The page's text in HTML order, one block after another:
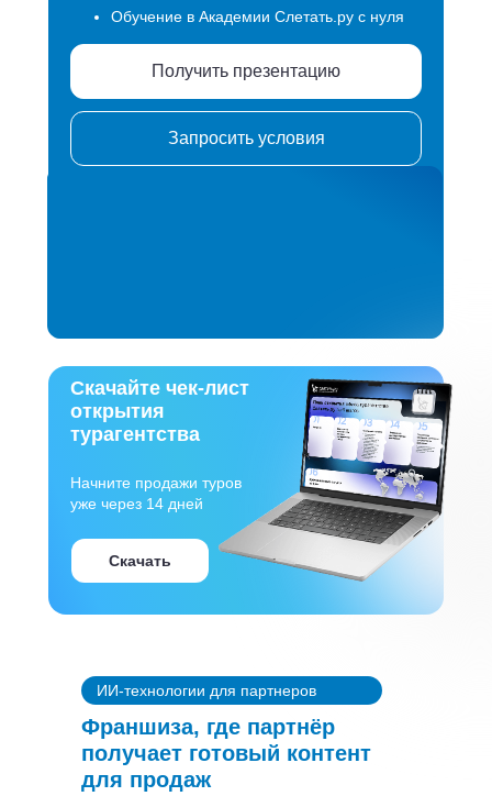
Обучение в Академии Слетать.ру с нуля
Запросить условия
Получить презентацию
Скачайте чек-лист
открытия
турагентства
Начните продажи туров
уже через 14 дней
Скачать
Франшиза, где партнёр
получает готовый контент
для продаж
ИИ-технологии для партнеров